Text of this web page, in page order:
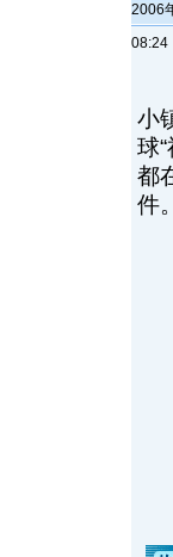
2006
08:24
小
球
都
件。